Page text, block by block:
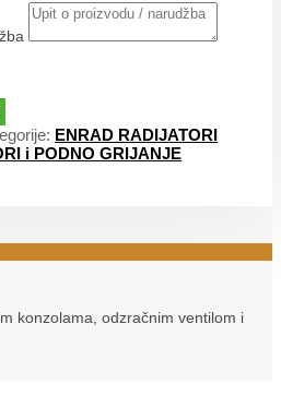
ENRAD RADIJATORI
i PODNO GRIJANJE
konzolama, odzračnim ventilom i